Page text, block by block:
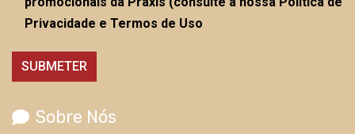
Privacidade e Termos de Uso
Sobre Nós